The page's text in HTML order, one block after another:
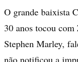
O grande baixista
30 anos tocou
Stephen Marley,